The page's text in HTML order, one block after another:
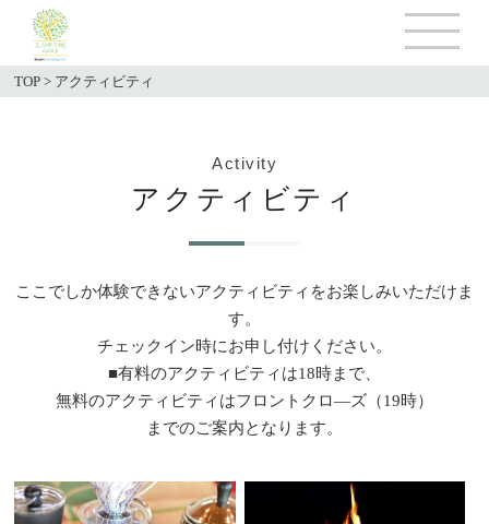
TOP > アクティビティ
Activity
アクティビティ
ここでしか体験できないアクティビティをお楽しみいただけま
す。
チェックイン時にお申し付けください。
■有料のアクティビティは18時まで、
無料のアクティビティはフロントクロ―ズ（19時）
までのご案内となります。